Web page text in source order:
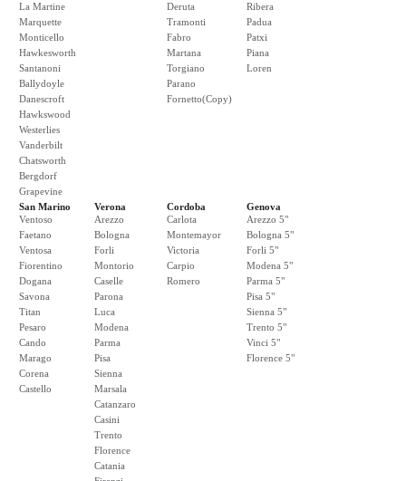
La Martine
Marquette
Monticello
Hawkesworth
Santanoni
Ballydoyle
Danescroft
Hawkswood
Westerlies
Vanderbilt
Chatsworth
Bergdorf
Grapevine
Deruta
Tramonti
Fabro
Martana
Torgiano
Parano
Fornetto(Copy)
Ribera
Padua
Patxi
Piana
Loren
San Marino
Ventoso
Faetano
Ventosa
Fiorentino
Dogana
Savona
Titan
Pesaro
Cando
Marago
Corena
Castello
Verona
Arezzo
Bologna
Forli
Montorio
Caselle
Parona
Luca
Modena
Parma
Pisa
Sienna
Marsala
Catanzaro
Casini
Trento
Florence
Catania
Cordoba
Carlota
Montemayor
Victoria
Carpio
Romero
Genova
Arezzo 5"
Bologna 5"
Forli 5"
Modena 5"
Parma 5"
Pisa 5"
Sienna 5"
Trento 5"
Vinci 5"
Florence 5"